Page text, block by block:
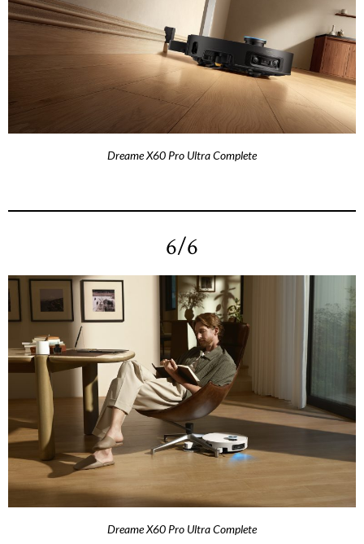
Dreame X60 Pro Ultra Complete
6/6
Dreame X60 Pro Ultra Complete